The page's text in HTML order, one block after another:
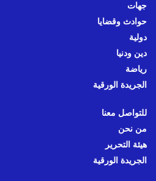
جهات
حوادث وقضايا
دولية
دين ودنيا
رياضة
الجريدة الورقية
للتواصل معنا
من نحن
هيئة التحرير
الجريدة الورقية